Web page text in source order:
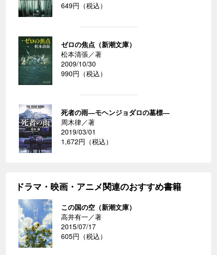
649円（税込）
ゼロの焦点（新潮文庫）
松本清張／著
2009/10/30
990円（税込）
死者の雨―モヘンジョダロの墓標―
周木律／著
2019/03/01
1,672円（税込）
ドラマ・映画・アニメ関連のおすすめ書籍
この国の空（新潮文庫）
高井有一／著
2015/07/17
605円（税込）